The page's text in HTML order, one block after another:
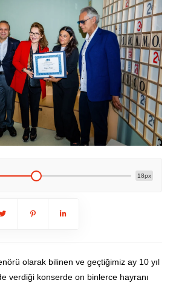
18px
olarak bilinen ve geçtiğimiz ay 10 yıl
verdiği konserde on binlerce hayranı